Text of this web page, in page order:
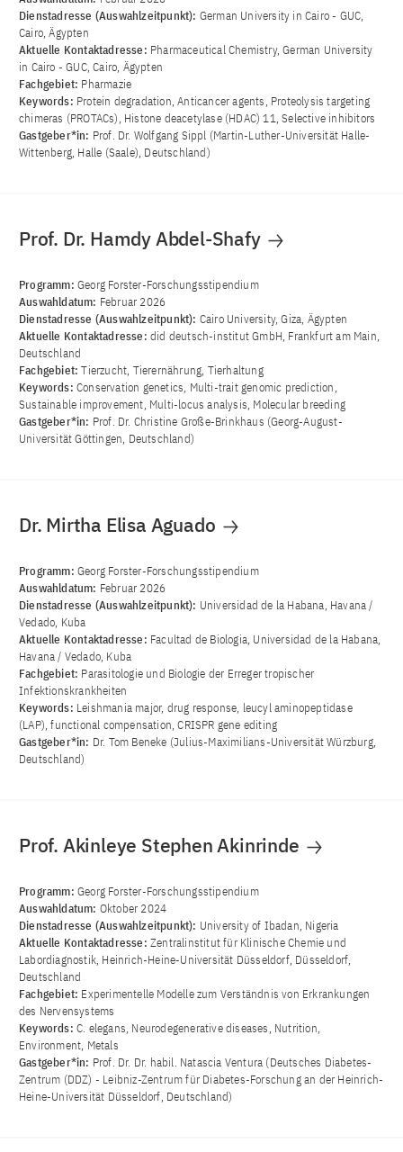
Dienstadresse (Auswahlzeitpunkt): German University in Cairo - GUC,
Cairo, Ägypten
Aktuelle Kontaktadresse: Pharmaceutical Chemistry, German University
in Cairo - GUC, Cairo, Ägypten
Fachgebiet: Pharmazie
Keywords: Protein degradation, Anticancer agents, Proteolysis targeting
chimeras (PROTACs), Histone deacetylase (HDAC) 11, Selective inhibitors
Gastgeber*in: Prof. Dr. Wolfgang Sippl (Martin-Luther-Universität Halle-
Wittenberg, Halle (Saale), Deutschland)
Prof. Dr. Hamdy Abdel-Shafy
Programm: Georg Forster-Forschungsstipendium
Auswahldatum: Februar 2026
Dienstadresse (Auswahlzeitpunkt): Cairo University, Giza, Ägypten
Aktuelle Kontaktadresse: did deutsch-institut GmbH, Frankfurt am Main,
Deutschland
Fachgebiet:Tierzucht, Tierernährung, Tierhaltung
Keywords: Conservation genetics, Multi-trait genomic prediction,
Sustainable improvement, Multi-locus analysis, Molecular breeding
Gastgeber*in: Prof. Dr. Christine Große-Brinkhaus (Georg-August-
Universität Göttingen, Deutschland)
Dr. Mirtha Elisa Aguado
Programm: Georg Forster-Forschungsstipendium
Auswahldatum: Februar 2026
Dienstadresse (Auswahlzeitpunkt): Universidad de la Habana, Havana /
Vedado, Kuba
Aktuelle Kontaktadresse: Facultad de Biologia, Universidad de la Habana,
Havana / Vedado, Kuba
Fachgebiet: Parasitologie und Biologie der Erreger tropischer
Infektionskrankheiten
Keywords: Leishmania major, drug response, leucyl aminopeptidase
(LAP), functional compensation, CRISPR gene editing
Gastgeber*in: Dr. Tom Beneke (Julius-Maximilians-Universität Würzburg,
Deutschland)
Prof. Akinleye Stephen Akinrinde
Programm: Georg Forster-Forschungsstipendium
Auswahldatum: Oktober 2024
Dienstadresse (Auswahlzeitpunkt): University of Ibadan, Nigeria
Aktuelle Kontaktadresse: Zentralinstitut für Klinische Chemie und
Labordiagnostik, Heinrich-Heine-Universität Düsseldorf, Düsseldorf,
Deutschland
Fachgebiet: Experimentelle Modelle zum Verständnis von Erkrankungen
des Nervensystems
Keywords: C. elegans, Neurodegenerative diseases, Nutrition,
Environment, Metals
Gastgeber*in: Prof. Dr. Dr. habil. Natascia Ventura (Deutsches Diabetes-
Zentrum (DDZ) - Leibniz-Zentrum für Diabetes-Forschung an der Heinrich-
Heine-Universität Düsseldorf, Deutschland)